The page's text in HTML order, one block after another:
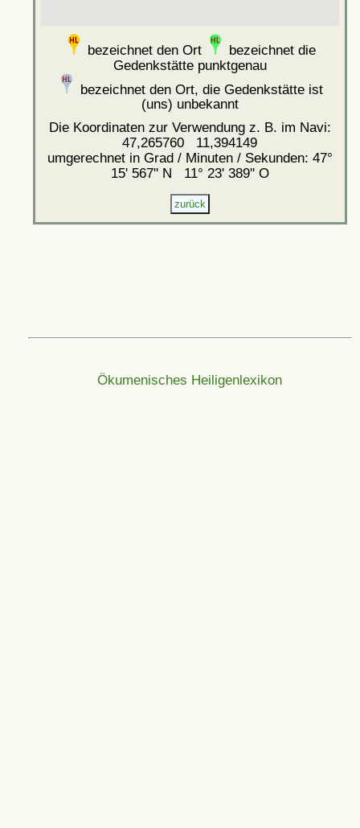
bezeichnet den Ort
bezeichnet die
Gedenkstätte punktgenau
bezeichnet den Ort, die Gedenkstätte ist
(uns) unbekannt
Die Koordinaten zur Verwendung z. B. im Navi:
47,265760 11,394149
umgerechnet in Grad / Minuten / Sekunden: 47°
15' 567'' N 11° 23' 389'' O
Ökumenisches Heiligenlexikon